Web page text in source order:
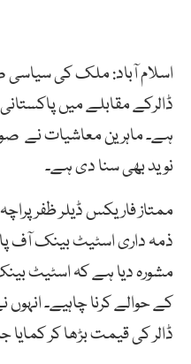
اسلام آباد: ملک کی
ڈالرکے مقابلے میں
ہے۔ ماہرین معاشیات نے
نوید بھی سنا دی ہے۔
ممتاز فاریکس ڈیلر ظفر
ذمہ داری اسٹیٹ بینک آف
مشورہ دیا ہے کہ اسٹیٹ
کے حوالے کرنا چاہیے۔
ڈالر کی قیمت بڑھا کر کمایا